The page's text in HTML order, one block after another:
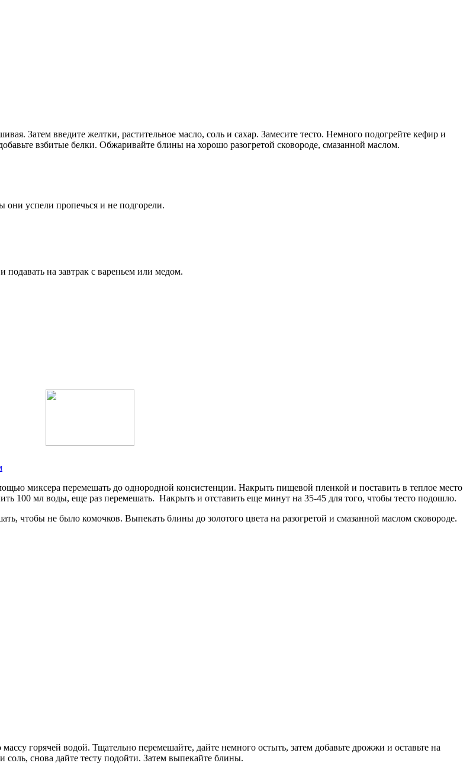
Затем введите желтки, растительное масло, соль и сахар. Замесите тесто. Немного подогрейте кефир и
взбитые белки. Обжаривайте блины на хорошо разогретой сковороде, смазанной маслом.
они успели пропечься и не подгорели.
на завтрак с вареньем или медом.
миксера перемешать до однородной консистенции. Накрыть пищевой пленкой и поставить в теплое место
100 мл воды, еще раз перемешать. Накрыть и отставить еще минут на 35-45 для того, чтобы тесто подошло.
чтобы не было комочков. Выпекать блины до золотого цвета на разогретой и смазанной маслом сковороде.
горячей водой. Тщательно перемешайте, дайте немного остыть, затем добавьте дрожжи и оставьте на
соль, снова дайте тесту подойти. Затем выпекайте блины.